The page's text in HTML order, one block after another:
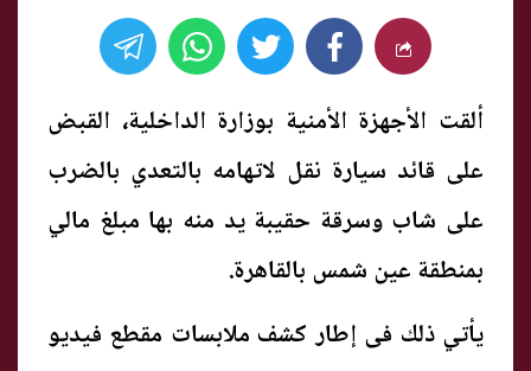
ألقت الأجهزة الأمنية بوزارة الداخلية، القبض
على قائد سيارة نقل لاتهامه بالتعدي بالضرب
على شاب وسرقة حقيبة يد منه بها مبلغ مالي
بمنطقة عين شمس بالقاهرة.
يأتي ذلك فى إطار كشف ملابسات مقطع فيديو